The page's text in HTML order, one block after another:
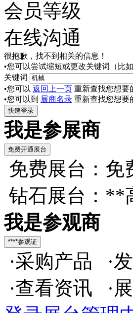
会员等级
在线沟通
很抱歉，找不到相关的信息！
•您可以尝试缩短或更改关键词（比
关键词
•您可以 返回上一页 重新查找您想要
•您可以到 展商名录 重新查找您想要
我是参展商
免费展台：免
钻石展台：**
我是参观商
·采购产品 ·
·查看资讯 ·